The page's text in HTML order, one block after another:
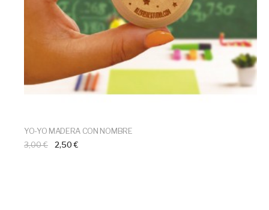
YO-YO MADERA CON NOMBRE
3,00 €
2,50 €